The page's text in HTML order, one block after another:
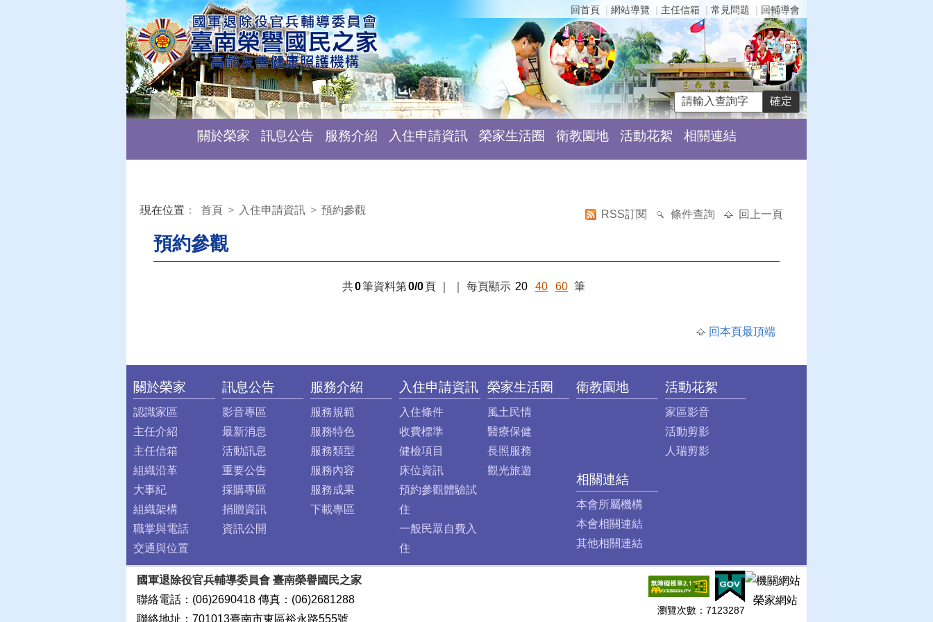
回首頁 網站導覽 主任信箱 常見問題 回輔導會
關於榮家 訊息公告 服務介紹 入住申請資訊 榮家生活圈 衛教園地 活動花絮 相關連結
:::
現在位置 ： 首頁 > 入住申請資訊 > 預約參觀 RSS訂閱 條件查詢 回上一頁
預約參觀
共0筆資料第0/0頁 每頁顯示 20 40 60 筆
回本頁最頂端
:::
關於榮家
認識家區
主任介紹
主任信箱
組織沿革
大事紀
組織架構
職掌與電話
交通與位置
訊息公告
影音專區
最新消息
活動訊息
重要公告
採購專區
捐贈資訊
資訊公開
服務介紹
服務規範
服務特色
服務類型
服務內容
服務成果
下載專區
入住申請資訊
入住條件
收費標準
健檢項目
床位資訊
預約參觀體驗試
住
一般民眾自費入
住
榮家生活圈
風土民情
醫療保健
長照服務
觀光旅遊
衛教園地 活動花絮
家區影音
活動剪影
人瑞剪影
相關連結
本會所屬機構
本會相關連結
其他相關連結
國軍退除役官兵輔導委員會 臺南榮譽國民之家
聯絡電話：(06)2690418 傳真：(06)2681288
聯絡地址：701013臺南市東區裕永路555號
榮家網站
瀏覽次數： 7123287